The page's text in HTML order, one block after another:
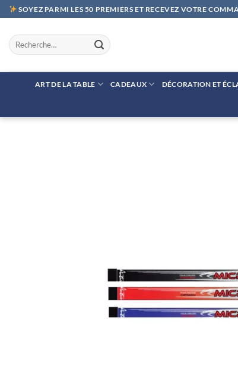
Passer
au
contenu
SOYEZ PARMI LES 50 PREMIERS ET RECEVEZ VOTRE
Recherche
pour :
ART DE LA TABLE CADEAUX DÉCORATION ET